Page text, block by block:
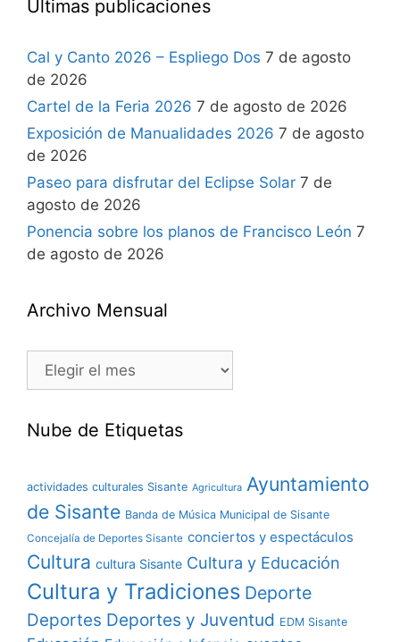
Últimas publicaciones
Cal y Canto 2026 – Espliego Dos 7 de agosto
de 2026
Cartel de la Feria 2026 7 de agosto de 2026
Exposición de Manualidades 2026 7 de agosto
de 2026
Paseo para disfrutar del Eclipse Solar 7 de
agosto de 2026
Ponencia sobre los planos de Francisco León 7
de agosto de 2026
Archivo Mensual
Nube de Etiquetas
actividades culturales Sisante Agricultura Ayuntamiento
de Sisante Banda de Música Municipal de Sisante
Concejalía de Deportes Sisante conciertos y espectáculos
Cultura cultura Sisante Cultura y Educación
Cultura y Tradiciones Deporte
Deportes Deportes y Juventud EDM Sisante